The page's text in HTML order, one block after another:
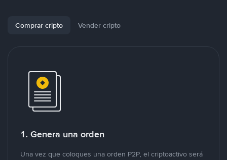
Comprar cripto Vender cripto
1. Genera una orden
Una vez que coloques una orden P2P, el criptoactivo será